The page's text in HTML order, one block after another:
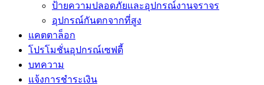
ป้ายความปลอดภัยและอุปกรณ์งานจราจร
อุปกรณ์กันตกจากที่สูง
แคตตาล็อก
โปรโมชั่นอุปกรณ์เซฟตี้
บทความ
แจ้งการชำระเงิน